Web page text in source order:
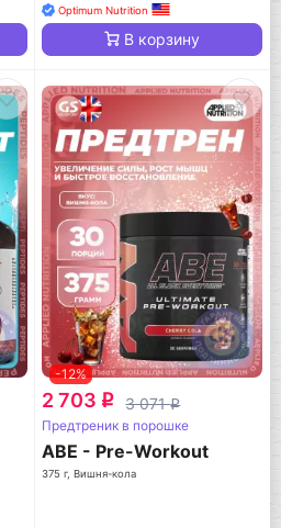
Optimum Nutrition
В корзину
-12%
2 703 q 3 071q
Предтреник в порошке
ABE - Pre-Workout
375 г, Вишня-кола